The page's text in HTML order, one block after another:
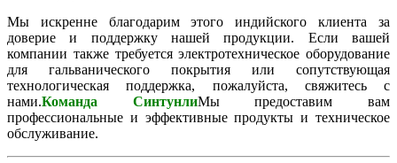
Мы искренне благодарим этого индийского клиента за
доверие и поддержку нашей продукции. Если вашей
компании также требуется электротехническое оборудование
для гальванического покрытия или сопутствующая
технологическая поддержка, пожалуйста, свяжитесь с
нами.Команда СинтунлиМы предоставим вам
профессиональные и эффективные продукты и техническое
обслуживание.